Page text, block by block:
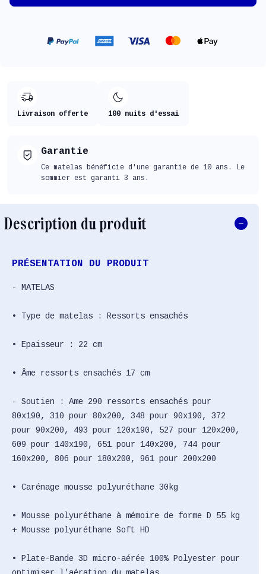
Livraison offerte 100 nuits d'essai
Garantie
Ce matelas bénéficie d'une garantie de 10 ans. Le
sommier est garanti 3 ans.
Description du produit
PRÉSENTATION DU PRODUIT
- MATELAS
• Type de matelas : Ressorts ensachés
• Epaisseur : 22 cm
• Âme ressorts ensachés 17 cm
- Soutien : Ame 290 ressorts ensachés pour
80x190, 310 pour 80x200, 348 pour 90x190, 372
pour 90x200, 493 pour 120x190, 527 pour 120x200,
609 pour 140x190, 651 pour 140x200, 744 pour
160x200, 806 pour 180x200, 961 pour 200x200
• Carénage mousse polyuréthane 30kg
• Mousse polyuréthane à mémoire de forme D 55 kg
+ Mousse polyuréthane Soft HD
• Plate-Bande 3D micro-aérée 100% Polyester pour